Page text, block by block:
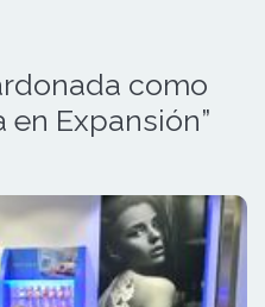
como
en Expansión”